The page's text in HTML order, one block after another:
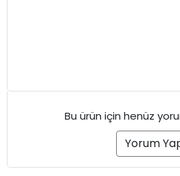
Bu ürün için henüz
Yorum